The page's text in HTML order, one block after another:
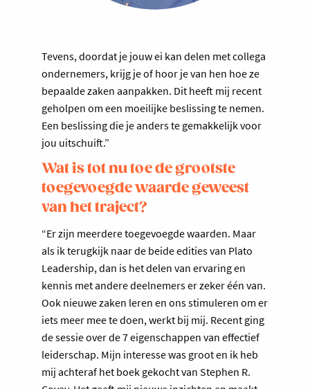
Tevens, doordat je jouw ei kan delen met collega
ondernemers, krijg je of hoor je van hen hoe ze
bepaalde zaken aanpakken. Dit heeft mij recent
geholpen om een moeilijke beslissing te nemen.
Een beslissing die je anders te gemakkelijk voor
jou uitschuift.”
Wat is tot nu toe de grootste
toegevoegde waarde geweest
van het traject?
“Er zijn meerdere toegevoegde waarden. Maar
als ik terugkijk naar de beide edities van Plato
Leadership, dan is het delen van ervaring en
kennis met andere deelnemers er zeker één van.
Ook nieuwe zaken leren en ons stimuleren om er
iets meer mee te doen, werkt bij mij. Recent ging
de sessie over de 7 eigenschappen van effectief
leiderschap. Mijn interesse was groot en ik heb
mij achteraf het boek gekocht van Stephen R.